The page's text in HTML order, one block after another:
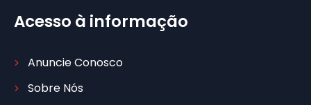
Acesso à informação
Anuncie Conosco
Sobre Nós